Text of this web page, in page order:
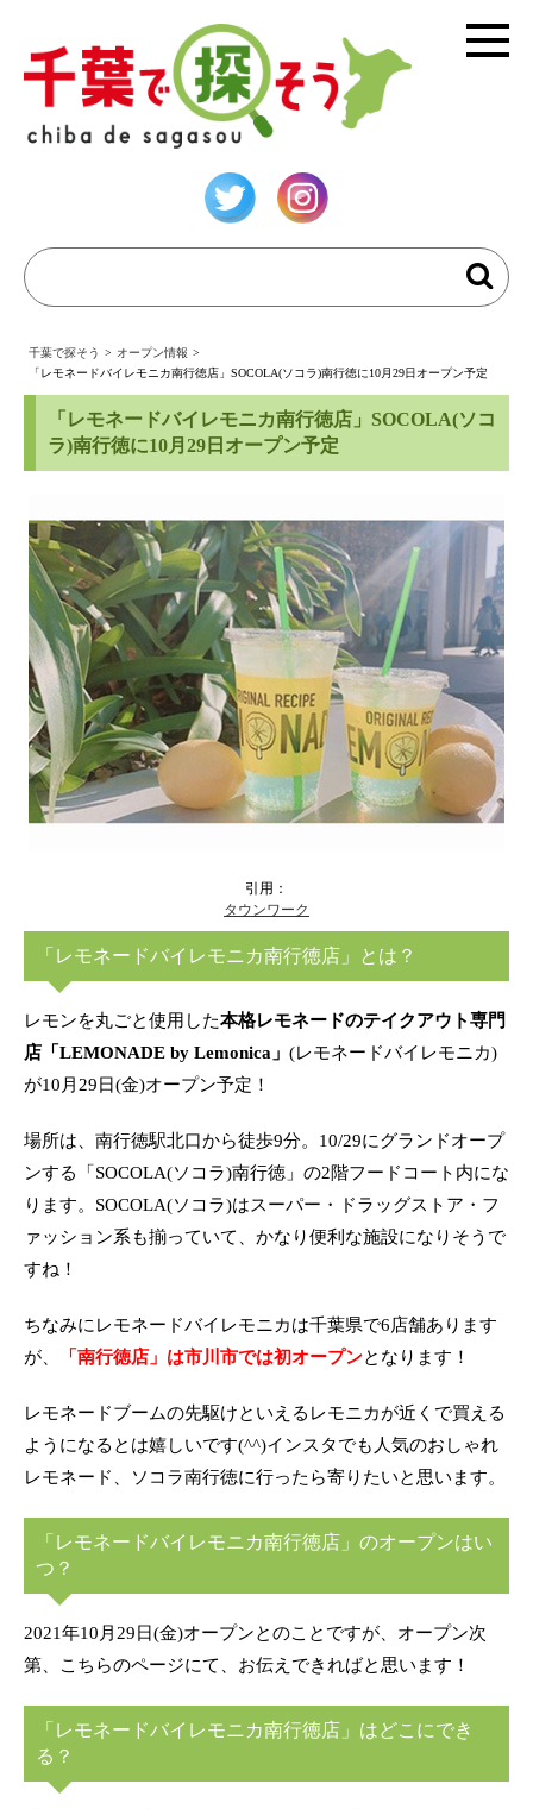
千葉で探そう > オープン情報 >
「レモネードバイレモニカ南行徳店」SOCOLA(ソコラ)南行徳に10月29日オープン予定
「レモネードバイレモニカ南行徳店」SOCOLA(ソコ
ラ)南行徳に10月29日オープン予定
引用：
タウンワーク
「レモネードバイレモニカ南行徳店」とは？
レモンを丸ごと使用した本格レモネードのテイクアウト専門
店「LEMONADE by Lemonica」 (レモネードバイレモニカ)
が10月29日(金)オープン予定！
場所は、南行徳駅北口から徒歩9分。10/29にグランドオープ
ンする「SOCOLA(ソコラ)南行徳」の2階フードコート内にな
ります。SOCOLA(ソコラ)はスーパー・ドラッグストア・フ
ァッション系も揃っていて、かなり便利な施設になりそうで
すね！
ちなみにレモネードバイレモニカは千葉県で6店舗あります
が、
「南行徳店」は市川市では初オープンとなります！
レモネードブームの先駆けといえるレモニカが近くで買える
ようになるとは嬉しいです(^^)インスタでも人気のおしゃれ
レモネード、ソコラ南行徳に行ったら寄りたいと思います。
「レモネードバイレモニカ南行徳店」のオープンはい
つ？
2021年10月29日(金)オープンとのことですが、オープン次
第、こちらのページにて、お伝えできればと思います！
「レモネードバイレモニカ南行徳店」はどこにでき
る？